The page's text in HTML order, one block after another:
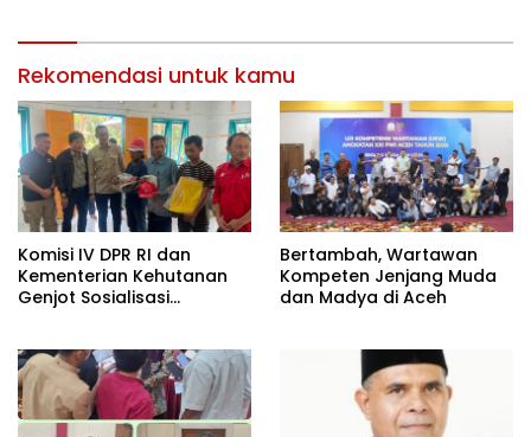
Rekomendasi untuk kamu
Komisi IV DPR RI dan
Kementerian Kehutanan
Genjot Sosialisasi
Bertambah, Wartawan
Kompeten Jenjang Muda
dan Madya di Aceh